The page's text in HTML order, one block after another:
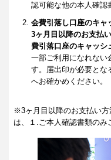
認可能な他の本人確認
会費引落し口座のキャ
3ヶ月目以降のお支払
費引落口座のキャッシ
一部ご利用になれない
す。届出印が必要とな
へお確かめください。
※3ヶ月目以降のお支払い
は、１.ご本人確認書類のみ